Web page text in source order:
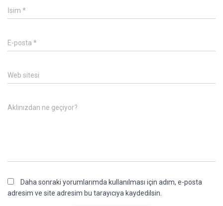
İsim *
E-posta *
Web sitesi
Aklınızdan ne geçiyor?
Daha sonraki yorumlarımda kullanılması için adım, e-posta
adresim ve site adresim bu tarayıcıya kaydedilsin.